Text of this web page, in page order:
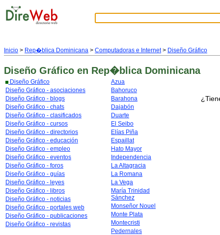
Inicio > Rep�blica Dominicana > Computadoras e Internet> Diseño Gráfico
Diseño Gráfico en Rep�blica Dominicana
Diseño Gráfico
Diseño Gráfico - asociaciones
Diseño Gráfico - blogs
Diseño Gráfico - chats
Diseño Gráfico - clasificados
Diseño Gráfico - cursos
Diseño Gráfico - directorios
Diseño Gráfico - educación
Diseño Gráfico - empleo
Diseño Gráfico - eventos
Diseño Gráfico - foros
Diseño Gráfico - guías
Diseño Gráfico - leyes
Diseño Gráfico - libros
Diseño Gráfico - noticias
Diseño Gráfico - portales web
Diseño Gráfico - publicaciones
Diseño Gráfico - revistas
Azua
Bahoruco
Barahona
Dajabón
Duarte
El Seibo
Elías Piña
Espaillat
Hato Mayor
Independencia
La Altagracia
La Romana
La Vega
María Trinidad
Sánchez
Monseñor Nouel
Monte Plata
Montecristi
Pedernales